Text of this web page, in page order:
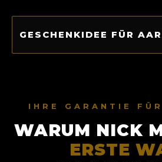
GESCHENKIDEE FÜR
IHRE GARANTIE
WARUM NICK
ERSTE